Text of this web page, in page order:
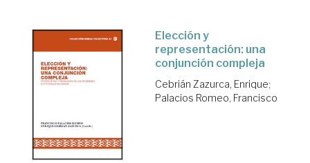
Elección y
representación: una
conjunción compleja
Cebrián Zazurca, Enrique;
Palacios Romeo, Francisco